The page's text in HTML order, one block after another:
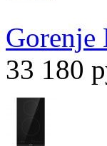
Gorenje
33 180